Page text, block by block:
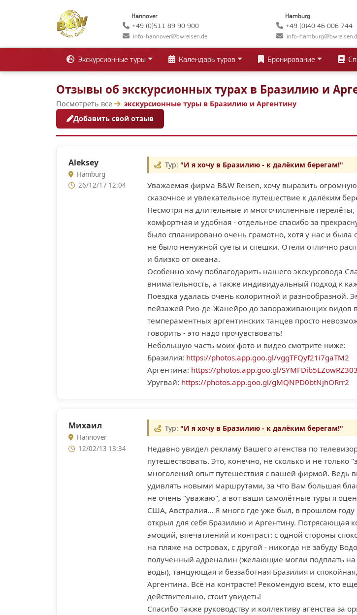
Hannover
+49 (0)511 89 90 900
info-hannover@bwreisen.de
Hamburg
+49 (0)40 46 006 744
info-
Экскурсионные туры Календарь туров Бронирование
Отзывы об экскурсионных турах в Бразилию и
Посмотреть все
экскурсионные туры в Бразилию и Аргентину
Добавить свой отзыв
Aleksey
Hamburg
26/12/17 12:04
Тур: "И я хочу в Бразилию - к далёким берегам!"
Уважаемая фирма B&W Reisen, хочу выразить огромную
сказочное и увлекательное путешествие к далёким
Несмотря на длительные и многочисленные перелёты,
комфортная и удобная - отдельное спасибо за
было спланировано очень грамотно, хотя у нас и
не было ненужной суеты и спешки. Отели отлично
и близко от океана.
Особенно хочу поблагодарить нашего экскурсовода
внимательность, а также индивидуальный подход к
Поездка удалась очень колоритной и разнообразной.
пейзажей Рио-де-Жанейро до завораживающих видов
темпераментных аргентинских танцев просто
говорить - это надо прочувствовать!
Небольшую часть моих фото и видео смотрите ниже:
Бразилия: https://photos.app.goo.gl/vggTFQyf21i7gaTM2
Аргентина: https://photos.app.goo.gl/SYMFDib5LZowRZ303
Уругвай: https://photos.app.goo.gl/gMQNPD0btNjhORrr2
Михаил
Hannover
12/02/13 13:34
Тур: "И я хочу в Бразилию - к далёким берегам!"
Недавно увидел рекламу Вашего агенства по
путешествовать. Это, конечно, не сколько и не только
многолений опыт путешествия с вашей фирмой. Ведь
удивлять новыми маршрутами, за что Вам большая
не очень "уважаю", а вот ваши самолётные туры я
США, Австралия... Я много где уже был, в прошлом
открыл для себя Бразилию и Аргентину. Потрясающая
эмоций, впечатлений и контраст: c одной стороны
на пляже на островах, с другой - никогда не забуду
полученный адреналин (желающие могли подплать на
воды), танцующая и беззаботная Бразилия и
Аргентина. Всё на контрасте! Рекомендую всем, кто
действительно, стоит увидеть!
Спасибо также руководству и коллективу агенства за